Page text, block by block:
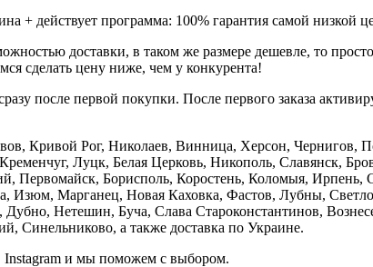
+ действует программа: 100% гарантия самой низкой
доставки, в таком же размере дешевле, то
сделать цену ниже, чем у конкурента!
после первой покупки. После первого заказа
Кривой Рог, Николаев, Винница, Херсон,
Луцк, Белая Церковь, Никополь, Славянск,
Борисполь, Коростень, Коломыя, Ирпень,
Изюм, Марганец, Новая Каховка, Фастов, Лубны,
Нетешин, Буча, Слава Староконстантинов,
Синельниково, а также доставка по Украине.
Instagram и мы поможем с выбором.